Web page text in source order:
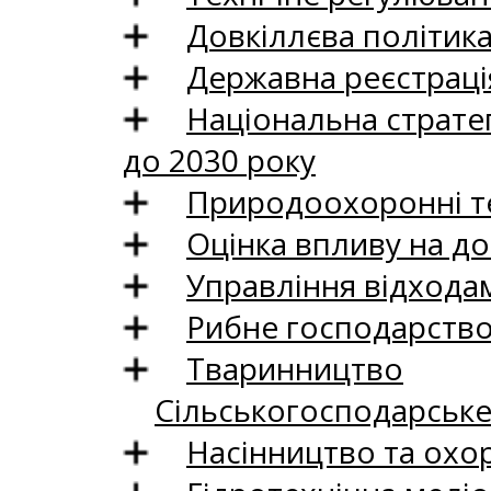
Довкіллєва
Державна
Національна
до 2030 року
Природоохоронні
Оцінка впливу на
Управління
Рибне
Тваринництво
Насінництво та